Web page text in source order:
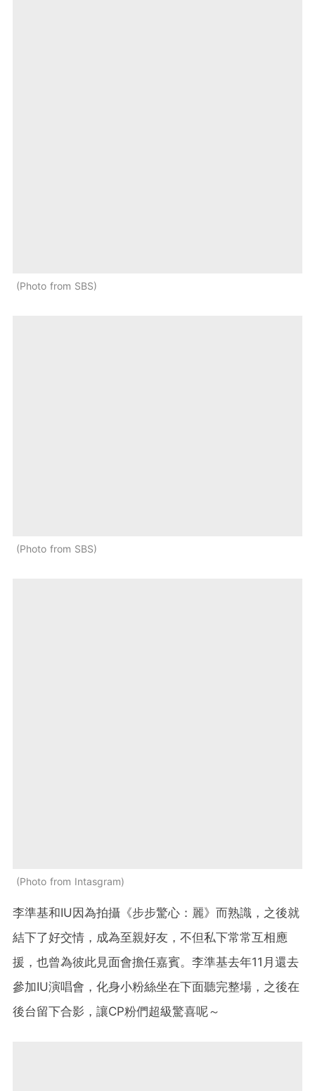
Photo from SBS
Photo from SBS
Photo from Intasgram
李準基和IU因為拍攝《步步驚心：麗》而熟識，之後就
結下了好交情，成為至親好友，不但私下常常互相應
援，也曾為彼此見面會擔任嘉賓。李準基去年11月還去
參加IU演唱會，化身小粉絲坐在下面聽完整場，之後在
後台留下合影，讓CP粉們超級驚喜呢～